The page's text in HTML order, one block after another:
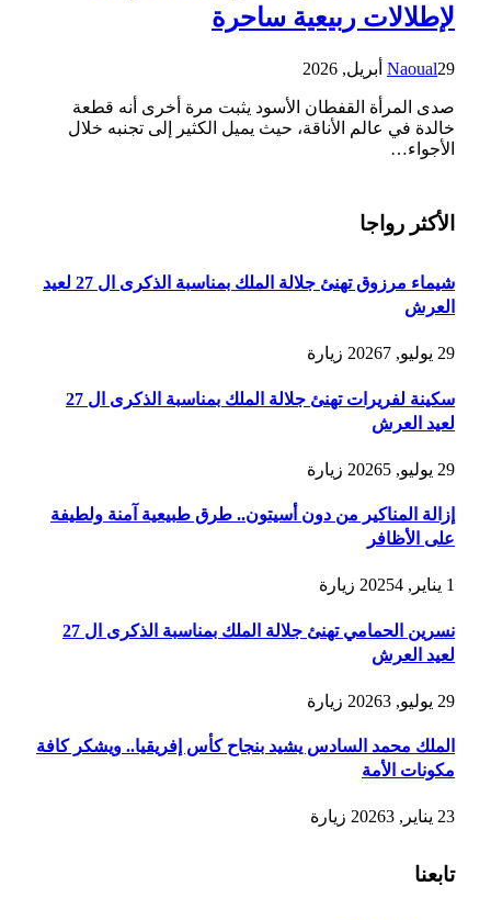
لإطلالات ربيعية ساحرة
Naoual29 أبريل, 2026
صدى المرأة القفطان الأسود يثبت مرة أخرى أنه قطعة
خالدة في عالم الأناقة، حيث يميل الكثير إلى تجنبه خلال
الأجواء…
الأكثر رواجا
شيماء مرزوق تهنئ جلالة الملك بمناسبة الذكرى ال 27 لعيد
العرش
29 يوليو, 2026 7 زيارة
سكينة لفريرات تهنئ جلالة الملك بمناسبة الذكرى ال 27
لعيد العرش
29 يوليو, 2026 5 زيارة
إزالة المناكير من دون أسيتون.. طرق طبيعية آمنة ولطيفة
على الأظافر
1 يناير, 2025 4 زيارة
نسرين الحمامي تهنئ جلالة الملك بمناسبة الذكرى ال 27
لعيد العرش
29 يوليو, 2026 3 زيارة
الملك محمد السادس يشيد بنجاح كأس إفريقيا.. ويشكر كافة
مكونات الأمة
23 يناير, 2026 3 زيارة
تابعنا